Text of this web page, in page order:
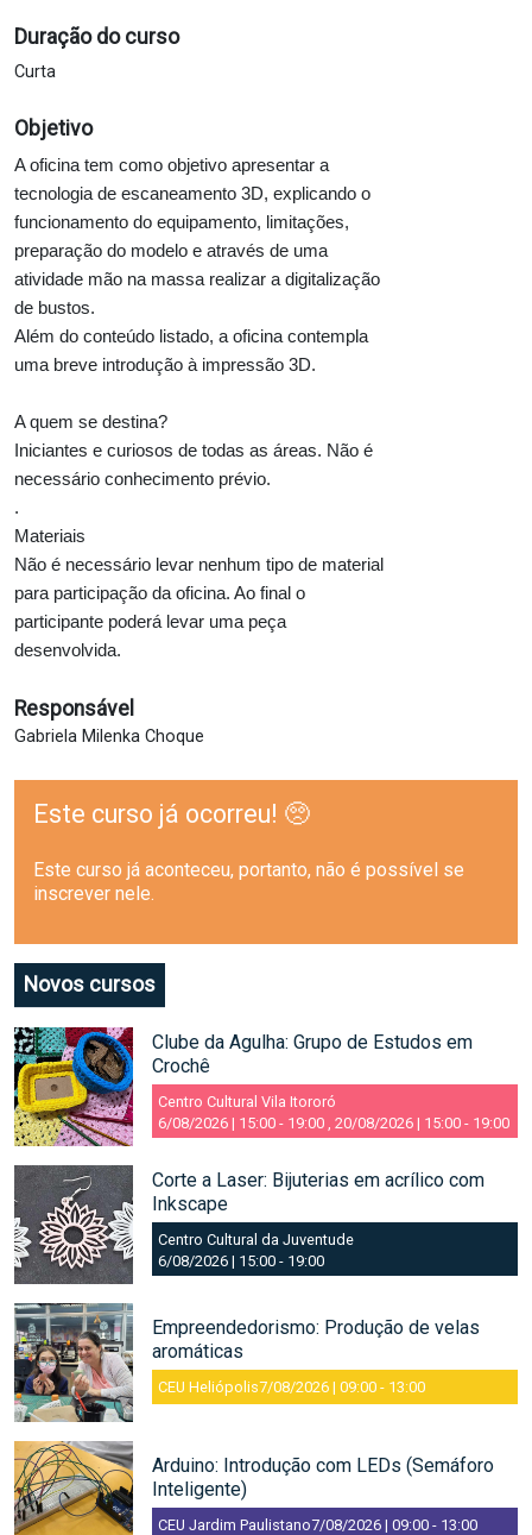
Duração do curso
Curta
Objetivo
A oficina tem como objetivo apresentar a
tecnologia de escaneamento 3D, explicando o
funcionamento do equipamento, limitações,
preparação do modelo e através de uma
atividade mão na massa realizar a digitalização
de bustos.
Além do conteúdo listado, a oficina contempla
uma breve introdução à impressão 3D.
A quem se destina?
Iniciantes e curiosos de todas as áreas. Não é
necessário conhecimento prévio.
.
Materiais
Não é necessário levar nenhum tipo de material
para participação da oficina. Ao final o
participante poderá levar uma peça
desenvolvida.
Responsável
Gabriela Milenka Choque
Este curso já ocorreu! 🥺
Este curso já aconteceu, portanto, não é possível se
inscrever nele.
Novos cursos
Clube da Agulha: Grupo de Estudos em
Crochê
Centro Cultural Vila Itororó
6/08/2026 | 15:00 - 19:00 20/08/2026 | 15:00 - 19:00
Corte a Laser: Bijuterias em acrílico com
Inkscape
Centro Cultural da Juventude
6/08/2026 | 15:00 - 19:00
Empreendedorismo: Produção de velas
aromáticas
CEU Heliópolis7/08/2026 | 09:00 - 13:00
Arduino: Introdução com LEDs (Semáforo
Inteligente)
CEU Jardim Paulistano7/08/2026 | 09:00 - 13:00